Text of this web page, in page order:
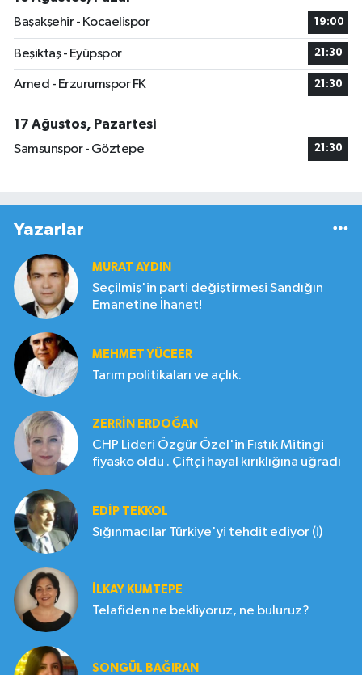
Başakşehir - Kocaelispor
19:00
Beşiktaş - Eyüpspor 21:30
Amed - Erzurumspor FK 21:30
17 Ağustos, Pazartesi
Samsunspor - Göztepe
21:30
Yazarlar
MURAT AYDIN
Seçilmiş'in parti değiştirmesi Sandığın
Emanetine İhanet!
MEHMET YÜCEER
Tarım politikaları ve açlık.
ZERRIN ERDOĞAN
CHP Lideri Özgür Özel'in Fıstık Mitingi
fiyasko oldu . Çiftçi hayal kırıklığına uğradı
EDIP TEKKOL
Sığınmacılar Türkiye'yi tehdit ediyor (!)
İLKAY KUMTEPE
Telafiden ne bekliyoruz, ne buluruz?
SONGÜL BAĞIRAN